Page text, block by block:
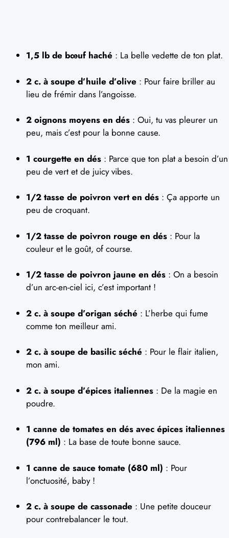
1,5 lb de bœuf haché : La belle vedette de ton plat.
2 c. à soupe d’huile d’olive : Pour faire briller au
lieu de frémir dans l’angoisse.
2 oignons moyens en dés : Oui, tu vas pleurer un
peu, mais c’est pour la bonne cause.
1 courgette en dés : Parce que ton plat a besoin d’un
peu de vert et de juicy vibes.
1/2 tasse de poivron vert en dés : Ça apporte un
peu de croquant.
1/2 tasse de poivron rouge en dés : Pour la
couleur et le goût, of course.
1/2 tasse de poivron jaune en dés : On a besoin
d’un arc-en-ciel ici, c’est important !
2 c. à soupe d’origan séché : L’herbe qui fume
comme ton meilleur ami.
2 c. à soupe de basilic séché : Pour le flair italien,
mon ami.
2 c. à soupe d’épices italiennes : De la magie en
poudre.
1 canne de tomates en dés avec épices italiennes
(796 ml) : La base de toute bonne sauce.
1 canne de sauce tomate (680 ml) : Pour
l’onctuosité, baby !
2 c. à soupe de cassonade : Une petite douceur
pour contrebalancer le tout.